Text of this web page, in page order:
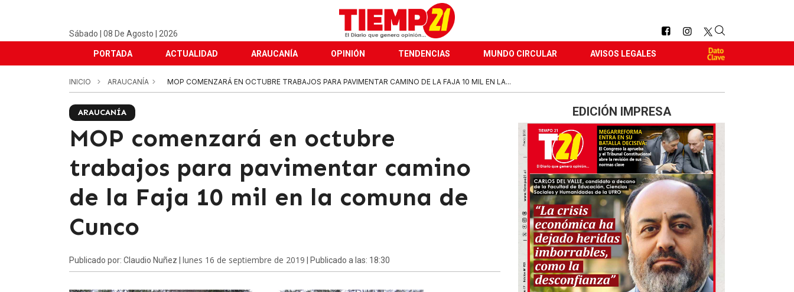
Sábado | 08 De Agosto | 2026
PORTADA ACTUALIDAD ARAUCANÍA OPINIÓN TENDENCIAS MUNDO CIRCULAR AVISOS LEGALES
INICIO ARAUCANÍA MOP COMENZARÁ EN OCTUBRE TRABAJOS PARA PAVIMENTAR CAMINO DE LA FAJA 10 MIL EN LA...
ARAUCANÍA
MOP comenzará en octubre
trabajos para pavimentar camino
de la Faja 10 mil en la comuna de
Cunco
Publicado por: Claudio Nuñez | lunes 16 de septiembre de 2019 | Publicado a las: 18:30
EDICIÓN IMPRESA